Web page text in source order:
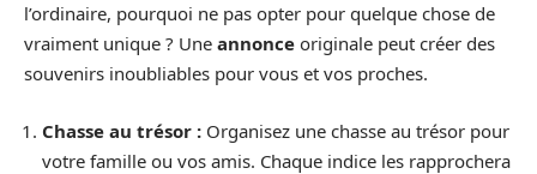
l’ordinaire, pourquoi ne pas opter pour quelque chose de
vraiment unique ? Une annonce originale peut créer des
souvenirs inoubliables pour vous et vos proches.
Chasse au trésor : Organisez une chasse au trésor pour
votre famille ou vos amis. Chaque indice les rapprochera